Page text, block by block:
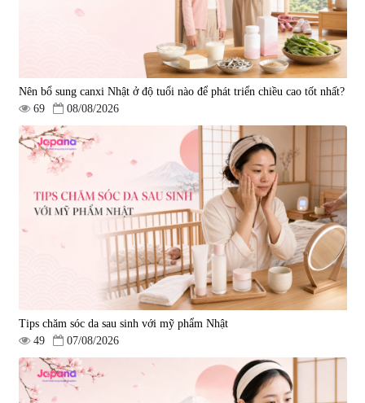
Nên bổ sung canxi Nhật ở độ tuổi nào để phát triển chiều cao tốt nhất?
69
08/08/2026
Tips chăm sóc da sau sinh với mỹ phẩm Nhật
49
07/08/2026